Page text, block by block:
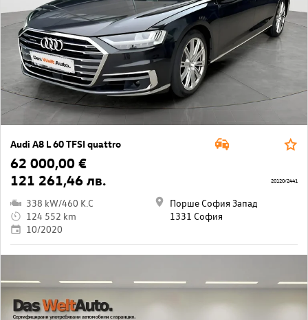
Audi A8 L 60 TFSI quattro
62 000,00 €
121 261,46 лв.
338 kW/460 K.C
124 552 km
10/2020
Порше София Запад
1331 София
20120/2441